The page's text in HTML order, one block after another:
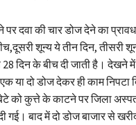
दवा की चार डोज देने का
शून्य ये तीन दिन, तीसरी
दिन के बीच दी जाती है। देखने
या दो डोज देकर ही काम निपटा
को कुत्ते के काटने पर जिला
गई। बाद में दो डोज बाजार से